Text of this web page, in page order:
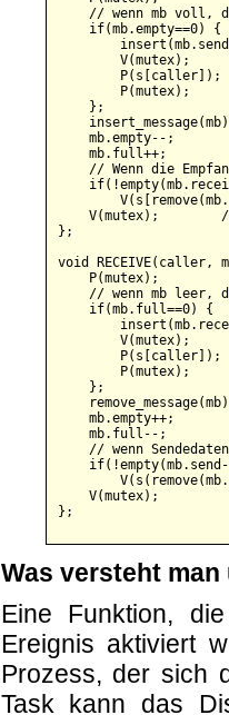
// wenn mb voll,
    if(mb.empty==0) {
V(mutex);
P(s[caller]);
P(mutex);
    };
mb.empty--;
mb.full++;
// Wenn die
V(mutex);
};
void RECEIVE(caller,
P(mutex);
// wenn mb leer,
    if(mb.full==0) {
V(mutex);
P(s[caller]);
    };
    mb.empty++;
    mb.full--;
// wenn
    V(mutex);
Was versteht
Eine Funktion,
Ereignis aktiviert
Prozess, der sich
Task kann das